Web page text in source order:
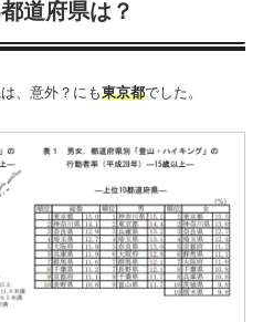
道府県は？
、意外？にも東京都でした。